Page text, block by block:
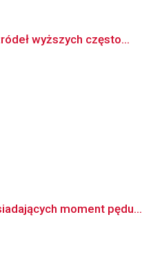
wyższych często...
moment pędu...